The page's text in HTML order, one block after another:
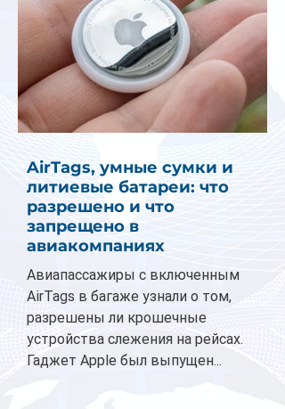
AirTags, умные сумки и
литиевые батареи: что
разрешено и что
запрещено в
авиакомпаниях
Авиапассажиры с включенным
AirTags в багаже узнали о том,
разрешены ли крошечные
устройства слежения на рейсах.
Гаджет Apple был выпущен...